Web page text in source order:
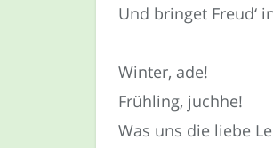
Und bringet Freud‘
Winter, ade!
Frühling, juchhe!
Was uns die liebe